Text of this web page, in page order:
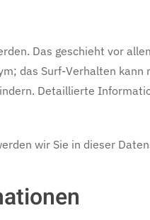
Das geschieht vor
das Surf-Verhalten
Detaillierte
wir Sie in dieser